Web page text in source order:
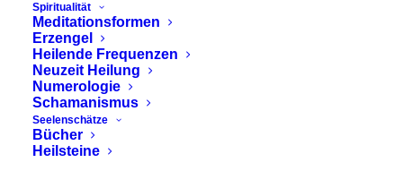
Spiritualität
Meditationsformen
Erzengel
Heilende Frequenzen
Neuzeit Heilung
Numerologie
Schamanismus
Seelenschätze
Bücher
Heilsteine